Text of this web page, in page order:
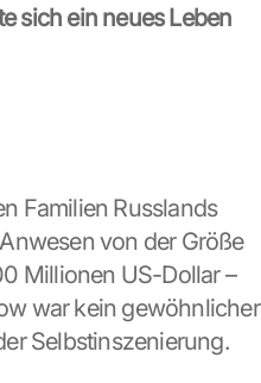
sich ein neues Leben
Familien Russlands
von der Größe
Millionen US-Dollar –
war kein gewöhnlicher
Selbstinszenierung.